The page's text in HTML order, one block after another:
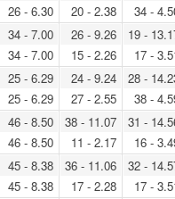
26 - 6.30
20 - 2.38
34 -
34 - 7.00
34 - 7.00
26 - 9.26
15 - 2.26
19 -
17 -
25 - 6.29
25 - 6.29
24 - 9.24
27 - 2.55
28 -
38 -
46 - 8.50
46 - 8.50
38 - 11.07
11 - 2.17
31 -
16 -
45 - 8.38
45 - 8.38
36 - 11.06
17 - 2.28
32 -
17 -